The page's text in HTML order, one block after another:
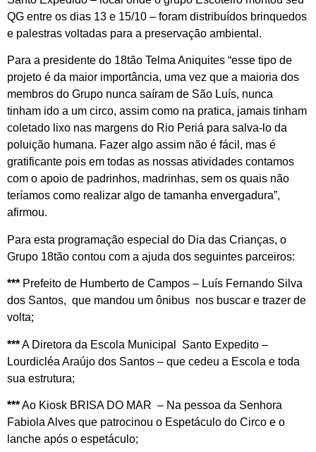
QG entre os dias 13 e 15/10 – foram distribuídos brinquedos
e palestras voltadas para a preservação ambiental.
Para a presidente do 18tão Telma Aniquites “esse tipo de
projeto é da maior importância, uma vez que a maioria dos
membros do Grupo nunca saíram de São Luís, nunca
tinham ido a um circo, assim como na pratica, jamais tinham
coletado lixo nas margens do Rio Periá para salva-lo da
poluição humana. Fazer algo assim não é fácil, mas é
gratificante pois em todas as nossas atividades contamos
com o apoio de padrinhos, madrinhas, sem os quais não
teríamos como realizar algo de tamanha envergadura”,
afirmou.
Para esta programação especial do Dia das Crianças, o
Grupo 18tão contou com a ajuda dos seguintes parceiros:
*** Prefeito de Humberto de Campos – Luís Fernando Silva
dos Santos, que mandou um ônibus nos buscar e trazer de
volta;
***A Diretora da Escola Municipal Santo Expedito –
Lourdicléa Araújo dos Santos – que cedeu a Escola e toda
sua estrutura;
***Ao Kiosk BRISA DO MAR – Na pessoa da Senhora
Fabiola Alves que patrocinou o Espetáculo do Circo e o
lanche após o espetáculo;